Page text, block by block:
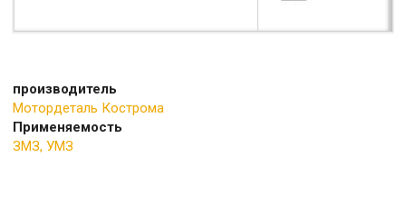
производитель
Мотордеталь Кострома
Применяемость
ЗМЗ, УМЗ